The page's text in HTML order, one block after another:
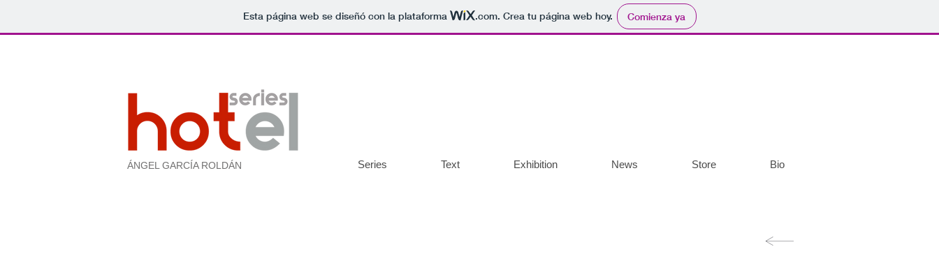
Esta página web se diseñó con la plataforma .com. Crea tu página web hoy. Comienza ya
ÁNGEL GARCÍA ROLDÁN Series Text Exhibition News Store Bio